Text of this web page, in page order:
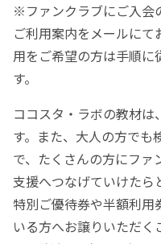
※ファンクラブにご入会
ご利用案内をメールに
用をご希望の方は手順に
す。
ココスタ・ラボの教材
す。また、大人の方でも
で、たくさんの方にファ
支援へつなげていけたら
特別ご優待券や半額利用
いる方へお譲りいただ